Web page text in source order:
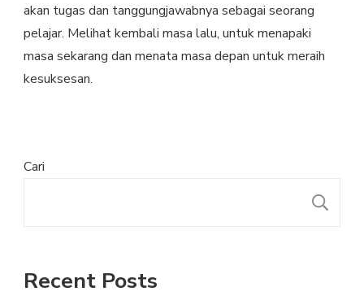
akan tugas dan tanggungjawabnya sebagai seorang
pelajar. Melihat kembali masa lalu, untuk menapaki
masa sekarang dan menata masa depan untuk meraih
kesuksesan.
Cari
Recent Posts